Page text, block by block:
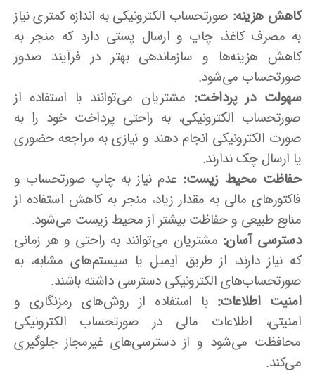
کاهش هزینه: صورتحساب الکترونیکی به اندازه کمتری نیاز
به مصرف کاغذ، چاپ و ارسال پستی دارد که منجر به
کاهش هزینه‌ها و سازماندهی بهتر در فرآیند صدور
صورتحساب می‌شود.
سهولت در پرداخت: مشتریان می‌توانند با استفاده از
صورتحساب الکترونیکی، به راحتی پرداخت خود را به
صورت الکترونیکی انجام دهند و نیازی به مراجعه حضوری
یا ارسال چک ندارند.
حفاظت محیط زیست: عدم نیاز به چاپ صورتحساب و
فاکتورهای مالی به مقدار زیاد، منجر به کاهش استفاده از
منابع طبیعی و حفاظت بیشتر از محیط زیست می‌شود.
دسترسی آسان: مشتریان می‌توانند به راحتی و هر زمانی
که نیاز دارند، از طریق ایمیل یا سیستم‌های مشابه، به
صورتحساب‌های الکترونیکی دسترسی داشته باشند.
امنیت اطلاعات: با استفاده از روش‌های رمزنگاری و
امنیتی، اطلاعات مالی در صورتحساب الکترونیکی
محافظت می‌شود و از دسترسی‌های غیرمجاز جلوگیری
می‌کند.